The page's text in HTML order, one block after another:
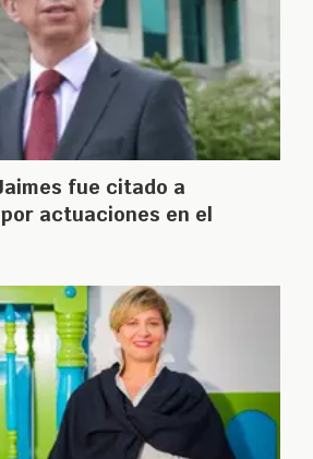
fue citado a
actuaciones en el